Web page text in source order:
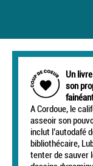
Un
son
A Cordoue, le
asseoir son
inclut l’autodafé
bibliothécaire,
tenter de sauver